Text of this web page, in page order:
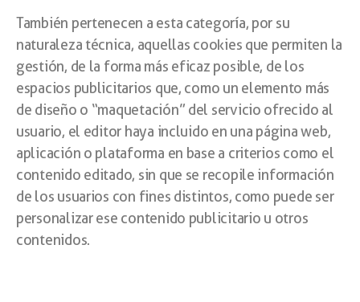
También pertenecen a esta categoría, por su
naturaleza técnica, aquellas cookies que permiten la
gestión, de la forma más eficaz posible, de los
espacios publicitarios que, como un elemento más
de diseño o “maquetación” del servicio ofrecido al
usuario, el editor haya incluido en una página web,
aplicación o plataforma en base a criterios como el
contenido editado, sin que se recopile información
de los usuarios con fines distintos, como puede ser
personalizar ese contenido publicitario u otros
contenidos.